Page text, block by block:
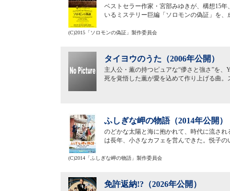
ベストセラー作家・宮部みゆきが、構想15
いるミステリー巨編「ソロモンの偽証」を
(C)2015「ソロモンの偽証」製作委員会
タイヨウのうた（2006年公開）
主人公・薫の持つピュアな“儚さと強さ”を
死を覚悟した薫が愛を込めて作り上げる曲
ふしぎな岬の物語（2014年公開）
のどかな太陽と海に抱かれて、時代に流さ
は長年、小さなカフェを営んできた。悦子
(C)2014「ふしぎな岬の物語」製作委員会
免許返納!?（2026年公開）